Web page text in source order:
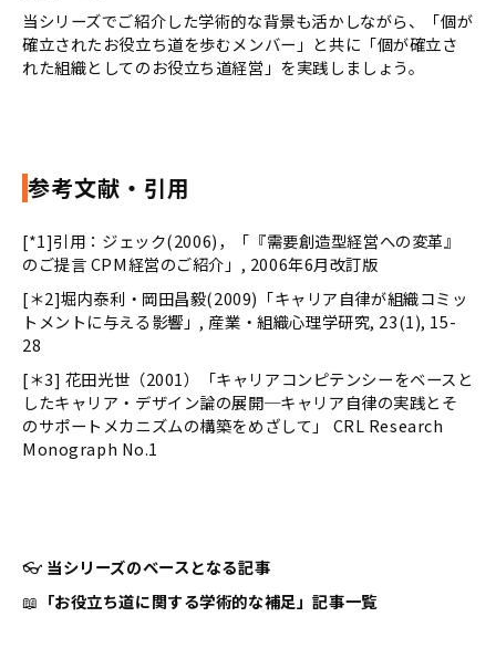
当シリーズでご紹介した学術的な背景も活かしながら、「個が
確立されたお役立ち道を歩むメンバー」と共に「個が確立さ
れた組織としてのお役立ち道経営」を実践しましょう。
参考文献・引用
[*1]引用：ジェック(2006)，「『需要創造型経営への変革』
のご提言 CPM経営のご紹介」, 2006年6月改訂版
[＊2]堀内泰利・岡田昌毅(2009)「キャリア自律が組織コミッ
トメントに与える影響」, 産業・組織心理学研究, 23(1), 15-
28
[＊3] 花田光世（2001）「キャリアコンピテンシーをベースと
したキャリア・デザイン論の展開─キャリア自律の実践とそ
のサポートメカニズムの構築をめざして」 CRL Research
Monograph No.1
👓 当シリーズのベースとなる記事
📖 「お役立ち道に関する学術的な補足」記事一覧